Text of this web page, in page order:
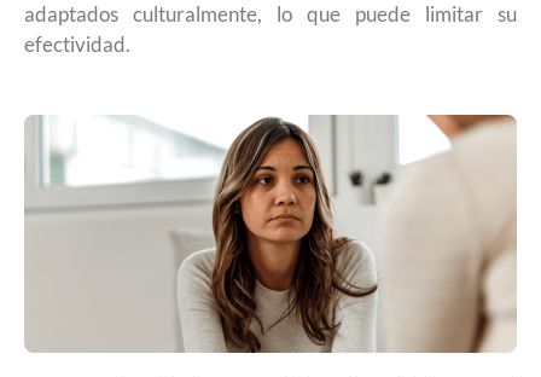
adaptados culturalmente, lo que puede limitar su
efectividad.